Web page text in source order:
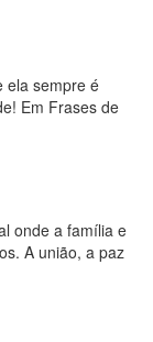
ela sempre é
Em Frases de
onde a família e
A união, a paz